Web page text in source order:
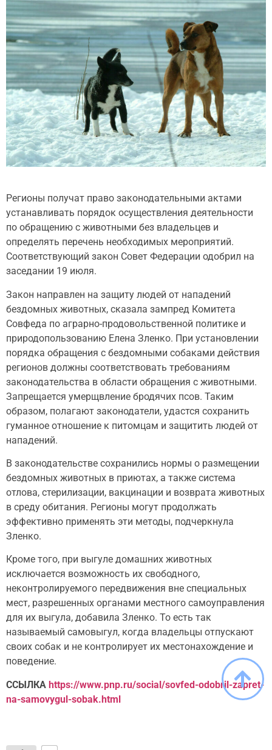
Регионы получат право законодательными актами
устанавливать порядок осуществления деятельности
по обращению с животными без владельцев и
определять перечень необходимых мероприятий.
Соответствующий закон Совет Федерации одобрил на
заседании 19 июля.
Закон направлен на защиту людей от нападений
бездомных животных, сказала зампред Комитета
Совфеда по аграрно-продовольственной политике и
природопользованию Елена Зленко. При установлении
порядка обращения с бездомными собаками действия
регионов должны соответствовать требованиям
законодательства в области обращения с животными.
Запрещается умерщвление бродячих псов. Таким
образом, полагают законодатели, удастся сохранить
гуманное отношение к питомцам и защитить людей от
нападений.
В законодательстве сохранились нормы о размещении
бездомных животных в приютах, а также система
отлова, стерилизации, вакцинации и возврата животных
в среду обитания. Регионы могут продолжать
эффективно применять эти методы, подчеркнула
Зленко.
Кроме того, при выгуле домашних животных
исключается возможность их свободного,
неконтролируемого передвижения вне специальных
мест, разрешенных органами местного самоуправления
для их выгула, добавила Зленко. То есть так
называемый самовыгул, когда владельцы отпускают
своих собак и не контролирует их местонахождение и
поведение.
ССЫЛКА https://www.pnp.ru/social/sovfed-odobril-zapret-
na-samovygul-sobak.html